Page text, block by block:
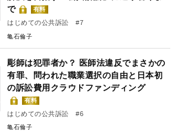
で
有料
はじめての公共訴訟 #7
亀石倫子
彫師は犯罪者か？ 医師法違反でまさかの
有罪、問われた職業選択の自由と日本初
の訴訟費用クラウドファンディング
有料
はじめての公共訴訟 #6
亀石倫子